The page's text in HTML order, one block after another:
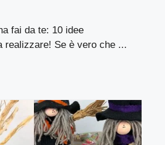
fai da te: 10 idee
realizzare! Se è vero che ...